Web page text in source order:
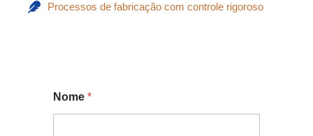
Processos de fabricação com controle rigoroso
Nome*